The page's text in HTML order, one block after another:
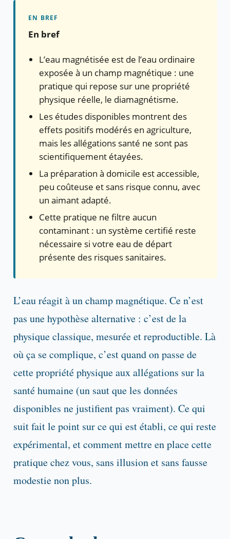
En bref
L’eau magnétisée est de l’eau ordinaire
exposée à un champ magnétique : une
pratique qui repose sur une propriété
physique réelle, le diamagnétisme.
Les études disponibles montrent des
effets positifs modérés en agriculture,
mais les allégations santé ne sont pas
scientifiquement étayées.
La préparation à domicile est accessible,
peu coûteuse et sans risque connu, avec
un aimant adapté.
Cette pratique ne filtre aucun
contaminant : un système certifié reste
nécessaire si votre eau de départ
présente des risques sanitaires.
L’eau réagit à un champ magnétique. Ce n’est
pas une hypothèse alternative : c’est de la
physique classique, mesurée et reproductible. Là
où ça se complique, c’est quand on passe de
cette propriété physique aux allégations sur la
santé humaine (un saut que les données
disponibles ne justifient pas vraiment). Ce qui
suit fait le point sur ce qui est établi, ce qui reste
expérimental, et comment mettre en place cette
pratique chez vous, sans illusion et sans fausse
modestie non plus.